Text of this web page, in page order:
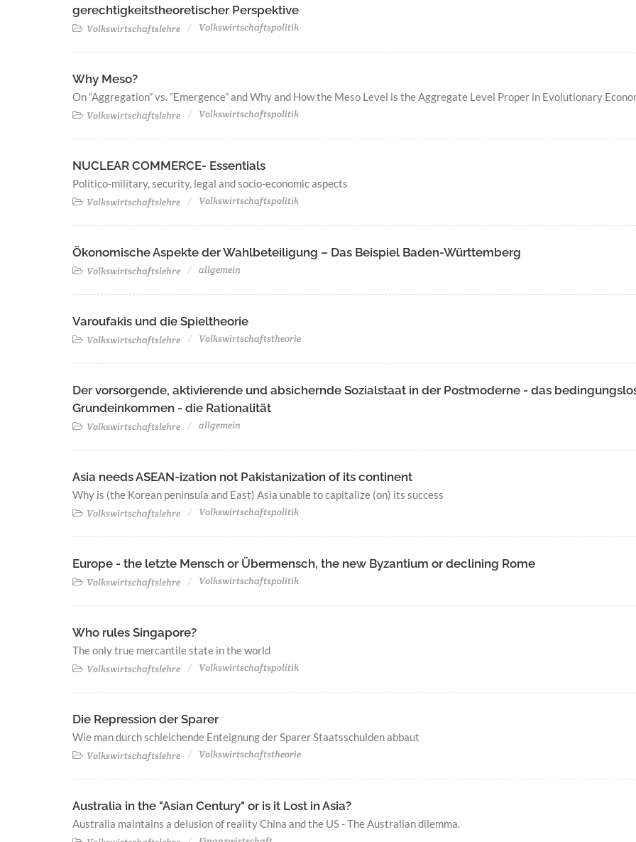
gerechtigkeitstheoretischer Perspektive
Volkswirtschaftslehre Volkswirtschaftspolitik
Why Meso?
On “Aggregation” vs. “Emergence” and Why and How the Meso Level is the Aggregate Level Proper in Evolutionary
Volkswirtschaftslehre Volkswirtschaftspolitik
NUCLEAR COMMERCE- Essentials
Politico-military, security, legal and socio-economic aspects
Volkswirtschaftslehre Volkswirtschaftspolitik
Ökonomische Aspekte der Wahlbeteiligung – Das Beispiel Baden-Württemberg
Volkswirtschaftslehre allgemein
Varoufakis und die Spieltheorie
Volkswirtschaftslehre Volkswirtschaftstheorie
Der vorsorgende, aktivierende und absichernde Sozialstaat in der Postmoderne - das
Grundeinkommen - die Rationalität
Volkswirtschaftslehre allgemein
Asia needs ASEAN-ization not Pakistanization of its continent
Why is (the Korean peninsula and East) Asia unable to capitalize (on) its success
Volkswirtschaftslehre Volkswirtschaftspolitik
Europe - the letzte Mensch or Übermensch, the new Byzantium or declining Rome
Volkswirtschaftslehre Volkswirtschaftspolitik
Who rules Singapore?
The only true mercantile state in the world
Volkswirtschaftslehre Volkswirtschaftspolitik
Die Repression der Sparer
Wie man durch schleichende Enteignung der Sparer Staatsschulden abbaut
Volkswirtschaftslehre Volkswirtschaftstheorie
Australia in the "Asian Century" or is it Lost in Asia?
Australia maintains a delusion of reality China and the US - The Australian dilemma.